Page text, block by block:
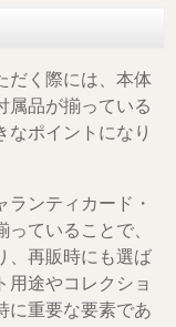
だく際には、本体
属品が揃っている
なポイントになり
ンティカード・
ていることで、
、再販時にも選ば
用途やコレクショ
に重要な要素であ